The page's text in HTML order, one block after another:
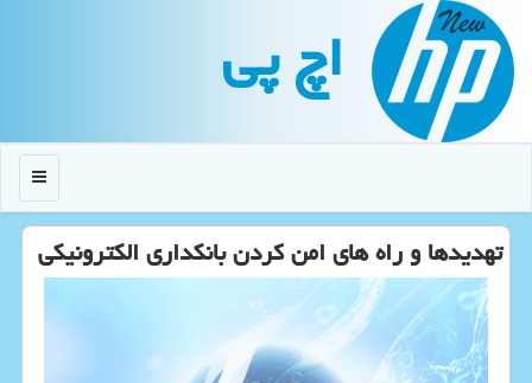
اچ پی
منو
تهدیدها و راه های امن كردن بانكداری الكترونیكی